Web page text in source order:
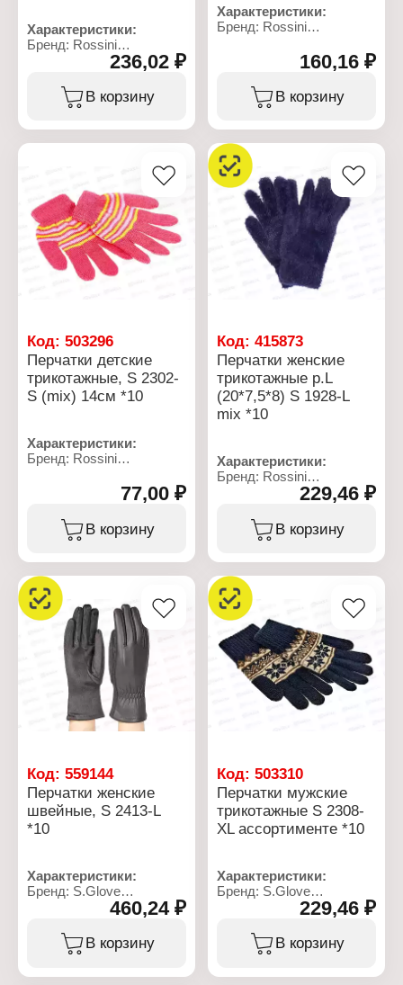
Характеристики:
Бренд: Rossini
Артикул: M 2158-S (mix)
Тип товара: Варежки
Назначение: детские
Модель: "Олень"
Цвет: в ассортименте
236,02 ₽
В корзину
Характеристики:
Бренд: Rossini
Тип товара: Перчатки
Назначение: детские
Возраст: 7-10 лет
Дизайн: в полоску
Размер: 16 р-р
Материал: акрил 67%,
спандекс 10%, ангорская
шерсть 23%
160,16 ₽
В корзину
Код: 503296
Перчатки детские
трикотажные, S 2302-
S (mix) 14см *10
Характеристики:
Бренд: Rossini
Тип товара: Перчатки
Назначение: детские
Возраст: 4-6 лет
Дизайн: в полоску
Размер: 14 р-р
Материал: 90% акрил,
10% спандекс
Сезон: демисезон
77,00 ₽
В корзину
Код:415873
Перчатки женские
трикотажные р.L
(20*7,5*8) S 1928-L
mix *10
Характеристики:
Бренд: Rossini
Артикул: S 1928-L
Тип товара: Перчатки
Назначение: женские
Особенность: пушистые,
Цвет: в ассортименте
Размер: L (20х7,5х8 см)
Материал: 70%
полиэстер, 30% акрил
229,46 ₽
В корзину
Код: 559144
Перчатки женские
швейные, S 2413-L
*10
Характеристики:
Бренд: S.Glove
Артикул: S 2413-L
Тип товара: Перчатки
Назначение: женские
Дизайн: без рисунка
460,24 ₽
В корзину
Код:503310
Перчатки мужские
трикотажные S 2308-
XL ассортименте *10
Характеристики:
Бренд: S.Glove
Артикул: S 2308-XL
Тип товара: Перчатки
Назначение: мужские
Вид: трикотажные
229,46 ₽
В корзину